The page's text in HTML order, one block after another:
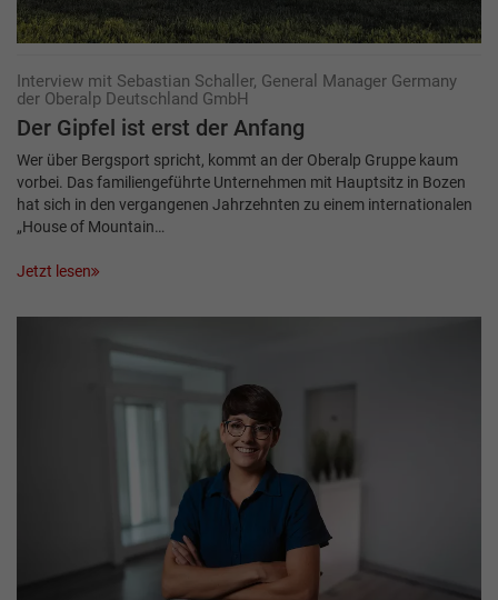
Interview mit Sebastian Schaller, General Manager Germany
der Oberalp Deutschland GmbH
Der Gipfel ist erst der Anfang
Wer über Bergsport spricht, kommt an der Oberalp Gruppe kaum
vorbei. Das familiengeführte Unternehmen mit Hauptsitz in Bozen
hat sich in den vergangenen Jahrzehnten zu einem internationalen
„House of Mountain…
Jetzt lesen